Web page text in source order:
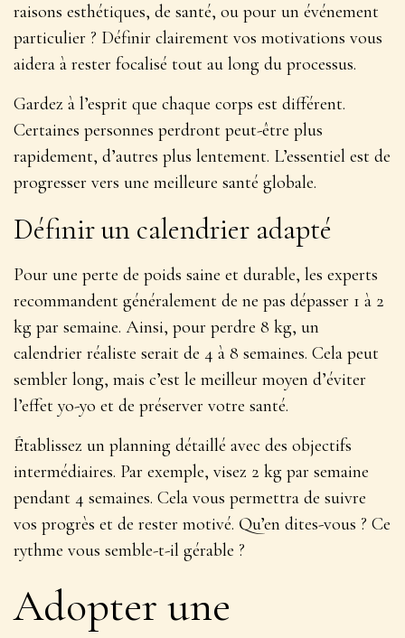
raisons esthétiques, de santé, ou pour un événement
particulier ? Définir clairement vos motivations vous
aidera à rester focalisé tout au long du processus.
Gardez à l’esprit que chaque corps est différent.
Certaines personnes perdront peut-être plus
rapidement, d’autres plus lentement. L’essentiel est de
progresser vers une meilleure santé globale.
Définir un calendrier adapté
Pour une perte de poids saine et durable, les experts
recommandent généralement de ne pas dépasser 1 à 2
kg par semaine. Ainsi, pour perdre 8 kg, un
calendrier réaliste serait de 4 à 8 semaines. Cela peut
sembler long, mais c’est le meilleur moyen d’éviter
l’effet yo-yo et de préserver votre santé.
Établissez un planning détaillé avec des objectifs
intermédiaires. Par exemple, visez 2 kg par semaine
pendant 4 semaines. Cela vous permettra de suivre
vos progrès et de rester motivé. Qu’en dites-vous ? Ce
rythme vous semble-t-il gérable ?
Adopter une